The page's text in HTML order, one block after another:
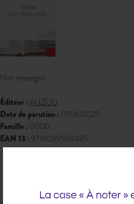
Non renseigné
Éditeur :AUZOU
Date de parution : 17/06/2025
Famille : 0000
EAN 13 : 9791039559485